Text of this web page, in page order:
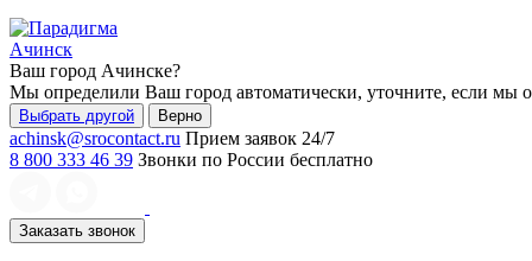
Ачинск
Ваш город Ачинске?
Мы определили Ваш город автоматически, уточните, если мы
Выбрать другой Верно
achinsk@srocontact.ru Прием заявок 24/7
8 800 333 46 39 Звонки по России бесплатно
Заказать звонок